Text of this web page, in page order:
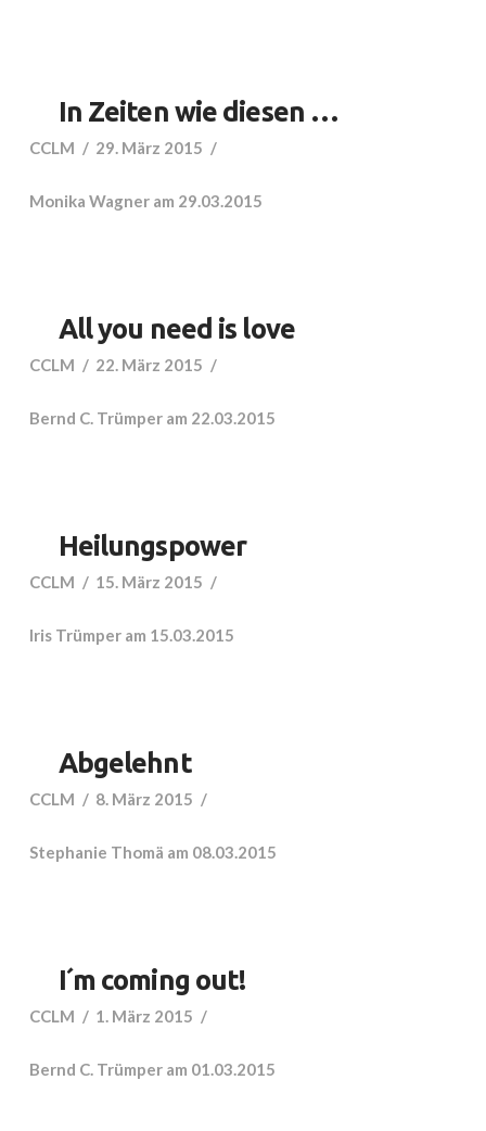
In Zeiten wie diesen …
CCLM 29. März 2015
Monika Wagner am 29.03.2015
All you need is love
CCLM 22. März 2015
Bernd C. Trümper am 22.03.2015
Heilungspower
CCLM 15. März 2015
Iris Trümper am 15.03.2015
Abgelehnt
CCLM 8. März 2015
Stephanie Thomä am 08.03.2015
I´m coming out!
CCLM 1. März 2015
Bernd C. Trümper am 01.03.2015